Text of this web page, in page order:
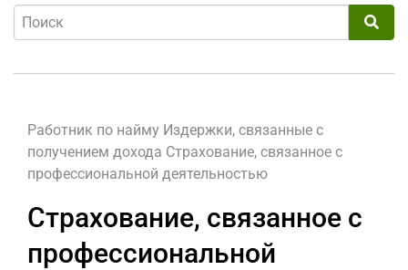
Работник по найму Издержки, связанные с
получением дохода Страхование, связанное с
профессиональной деятельностью
Страхование, связанное с
профессиональной